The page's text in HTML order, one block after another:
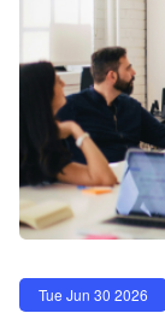
Tue Jun 30 2026